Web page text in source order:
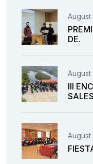
August
DE.
August
III
August